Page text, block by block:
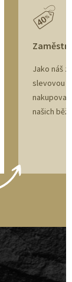
Jako náš
slevovou
nakupovat
našich